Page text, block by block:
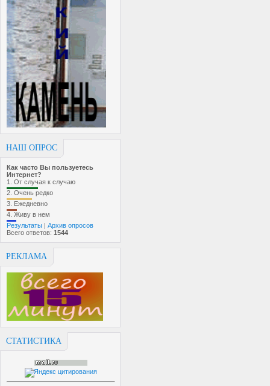
НАШ ОПРОС
Как часто Вы пользуетесь
Интернет?
1. От случая к случаю
2. Очень редко
3. Ежедневно
4. Живу в нем
Результаты | Архив опросов
Всего ответов: 1544
РЕКЛАМА
СТАТИСТИКА